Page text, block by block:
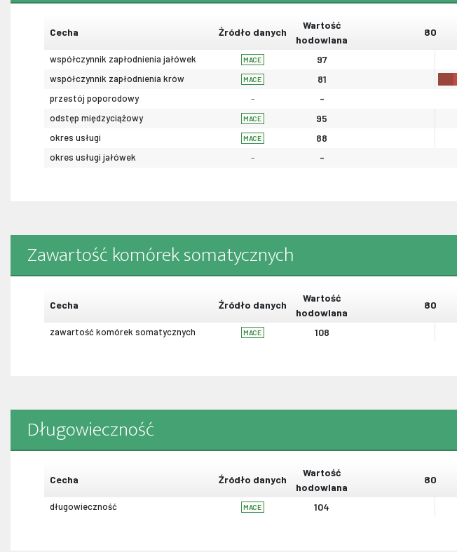
Cecha Źródło danych
Wartość
hodowlana
80
współczynnik zapłodnienia jałówek MACE 97
współczynnik zapłodnienia krów MACE 81
przestój poporodowy - -
odstęp międzyciążowy MACE 95
okres usługi MACE 88
okres usługi jałówek - -
Zawartość komórek somatycznych
Cecha Źródło danych
Wartość
hodowlana
80
zawartość komórek somatycznych MACE 108
Długowieczność
Cecha Źródło danych
Wartość
hodowlana
80
długowieczność MACE 104